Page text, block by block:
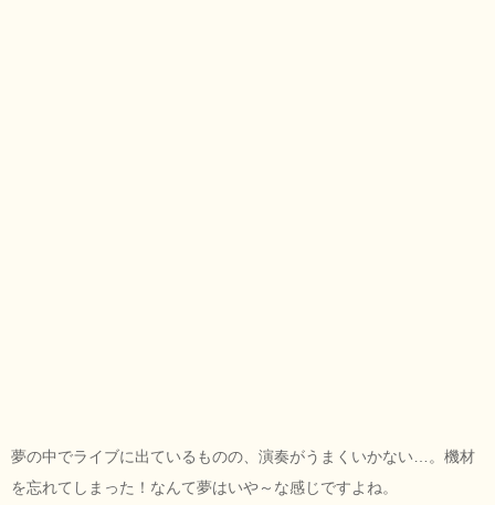
夢の中でライブに出ているものの、演奏がうまくいかない…。機材
を忘れてしまった！なんて夢はいや～な感じですよね。